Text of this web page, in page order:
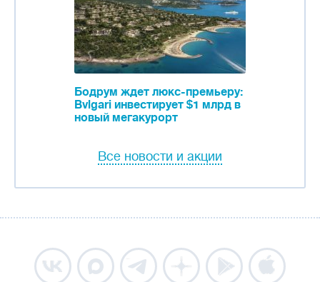
Бодрум ждет люкс-премьеру:
Bvlgari инвестирует $1 млрд в
новый мегакурорт
Все новости и акции